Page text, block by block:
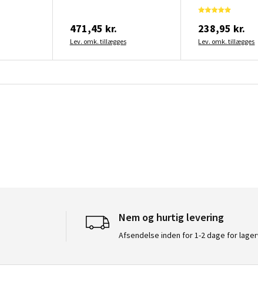
471,45 kr.
Lev. omk. tillægges
238,95 kr.
Lev. omk. tillægges
Nem og hurtig levering
Afsendelse inden for 1-2 dage for